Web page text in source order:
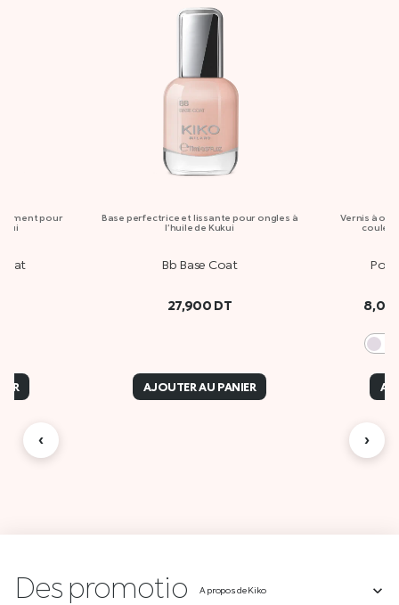
pour
Base perfectrice et lissante pour ongles à
l’huile de Kukui
Bb Base Coat
27,900 DT
AJOUTER AU PANIER
Vernis à
‹ ›
promotion AIDE